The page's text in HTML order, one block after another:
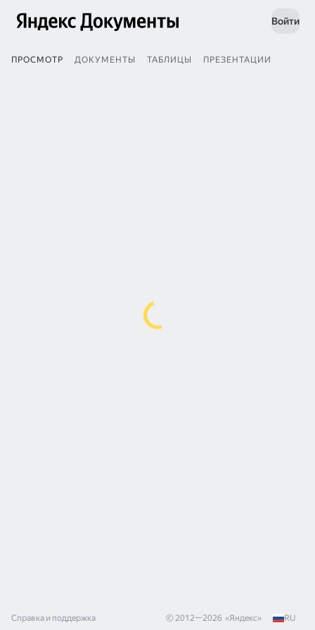
Войти
ПРОСМОТР ДОКУМЕНТЫ ТАБЛИЦЫ ПРЕЗЕНТАЦИИ
Справка и поддержка © 2012—2026 «Яндекс» RU